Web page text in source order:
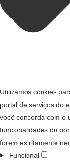
Utilizamos cookies
portal de serviços do
você concorda com o
funcionalidades do
forem estritamente
Funcional